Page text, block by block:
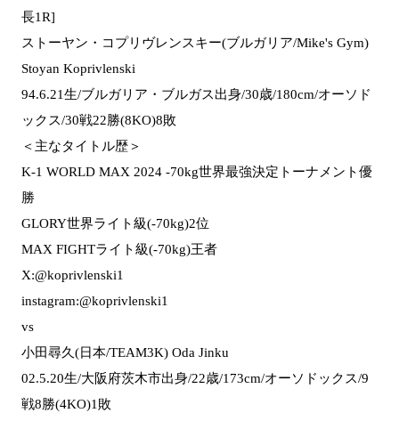
長1R]
ストーヤン・コプリヴレンスキー(ブルガリア/Mike's Gym)
Stoyan Koprivlenski
94.6.21生/ブルガリア・ブルガス出身/30歳/180cm/オーソド
ックス/30戦22勝(8KO)8敗
＜主なタイトル歴＞
K-1 WORLD MAX 2024 -70kg世界最強決定トーナメント優
勝
GLORY世界ライト級(-70kg)2位
MAX FIGHTライト級(-70kg)王者
X:@koprivlenski1
instagram:@koprivlenski1
vs
小田尋久(日本/TEAM3K) Oda Jinku
02.5.20生/大阪府茨木市出身/22歳/173cm/オーソドックス/9
戦8勝(4KO)1敗